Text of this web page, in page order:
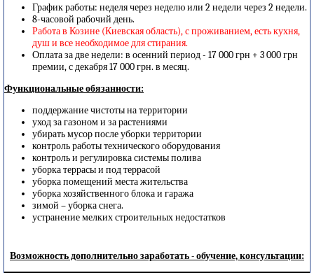
График работы: неделя через неделю или 2 недели через 2 недели.
8-часовой рабочий день.
Работа в Козине (Киевская область), с проживанием, есть кухня,
душ и все необходимое для стирания.
Оплата за две недели: в осенний период - 17 000 грн + 3 000 грн
премии, с декабря 17 000 грн. в месяц.
Функциональные обязанности:
поддержание чистоты на территории
уход за газоном и за растениями
убирать мусор после уборки территории
контроль работы технического оборудования
контроль и регулировка системы полива
уборка террасы и под террасой
уборка помещений места жительства
уборка хозяйственного блока и гаража
зимой – уборка снега.
устранение мелких строительных недостатков
Возможность дополнительно заработать - обучение, консультации: